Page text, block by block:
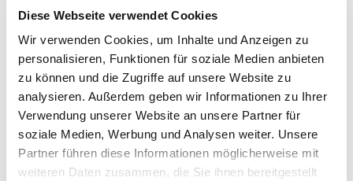
Diese Webseite verwendet Cookies
Wir verwenden Cookies, um Inhalte und Anzeigen zu
personalisieren, Funktionen für soziale Medien anbieten
zu können und die Zugriffe auf unsere Website zu
analysieren. Außerdem geben wir Informationen zu Ihrer
Verwendung unserer Website an unsere Partner für
soziale Medien, Werbung und Analysen weiter. Unsere
Partner führen diese Informationen möglicherweise mit
weiteren Daten zusammen, die Sie ihnen bereitgestellt
till personlig pilgrims- och trosupplevelse.
Sträckan: Stigar runt den ”öppna kapellet” i Jager
Mellan 10 och 15 km
7 februariSe upp mot himlen och se; och se molnen
högt ovanför dig